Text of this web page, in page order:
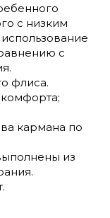
с низким
с
флиса.
кармана по
из